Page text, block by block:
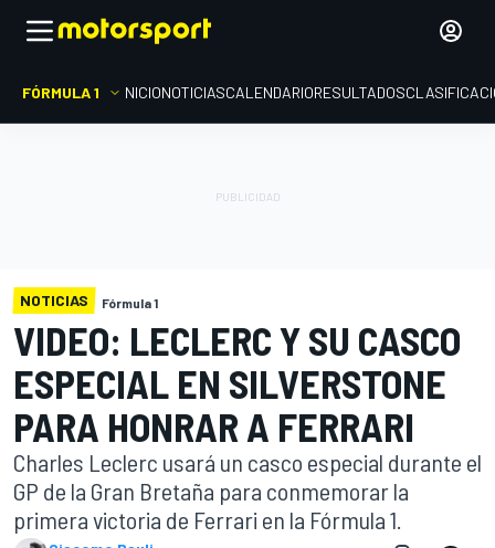
FÓRMULA 1 INICIONOTICIASCALENDARIORESULTADOS
NOTICIAS Fórmula 1
VIDEO: LECLERC Y SU CASCO
ESPECIAL EN SILVERSTONE
PARA HONRAR A FERRARI
Charles Leclerc usará un casco especial durante el
GP de la Gran Bretaña para conmemorar la
primera victoria de Ferrari en la Fórmula 1.